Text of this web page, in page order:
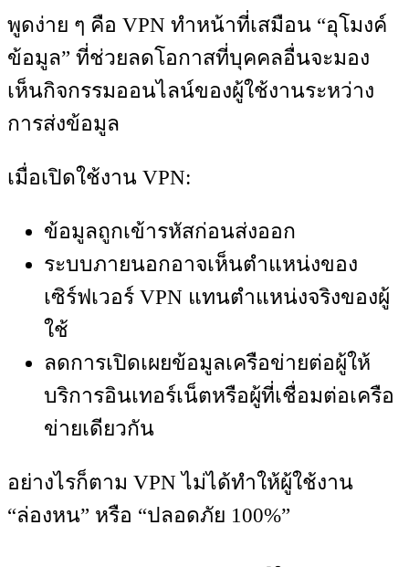
พูดง่าย ๆ คือ VPN ทำหน้าที่เสมือน “อุโมงค์
ข้อมูล” ที่ช่วยลดโอกาสที่บุคคลอื่นจะมอง
เห็นกิจกรรมออนไลน์ของผู้ใช้งานระหว่าง
การส่งข้อมูล
เมื่อเปิดใช้งาน VPN:
ข้อมูลถูกเข้ารหัสก่อนส่งออก
ระบบภายนอกอาจเห็นตำแหน่งของ
เซิร์ฟเวอร์ VPN แทนตำแหน่งจริงของผู้
ใช้
ลดการเปิดเผยข้อมูลเครือข่ายต่อผู้ให้
บริการอินเทอร์เน็ตหรือผู้ที่เชื่อมต่อเครือ
ข่ายเดียวกัน
อย่างไรก็ตาม VPN ไม่ได้ทำให้ผู้ใช้งาน
“ล่องหน” หรือ “ปลอดภัย 100%”